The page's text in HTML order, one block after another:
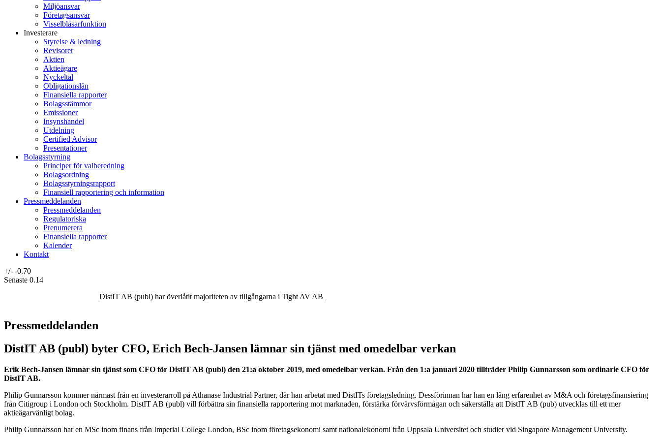
Miljöansvar
Företagsansvar
Visselblåsarfunktion
Investerare
Styrelse & ledning
Revisorer
Aktien
Aktieägare
Nyckeltal
Obligationslån
Finansiella rapporter
Bolagsstämmor
Emissioner
Insynshandel
Utdelning
Certified Advisor
Presentationer
Bolagsstyrning
Principer för valberedning
Bolagsordning
Bolagsstyrningsrapport
Finansiell rapportering och information
Pressmeddelanden
Pressmeddelanden
Regulatoriska
Prenumerera
Finansiella rapporter
Kalender
Kontakt
+/- -0.70
Senaste 0.14
DistIT AB (publ) har överlåtit majoriteten av tillgångarna i Tight AV AB
Pressmeddelanden
DistIT AB (publ) byter CFO, Erich Bech-Jansen lämnar sin tjänst med omedelbar verkan
Erik Bech-Jansen lämnar sin tjänst som CFO för DistIT AB (publ) den 21:a oktober 2019, med omedelbar verkan. Från den 1:a januari 2020 tillträder Philip Gunnarsson som ordinarie CFO för
DistIT AB.
Philip Gunnarsson kommer närmast från en investerarroll på Athanase Industrial Partner, där han arbetat med DistITs företagsledning. Dessförinnan har han en lång erfarenhet av M&A och företagsfinansiering
från Citigroup i London och Stockholm. DistIT AB (publ) vill förbättra sin finansiella rapportering mot marknaden, förstärka förvärvsförmågan och säkerställa att DistIT AB (pub) utvecklas till ett mer
aktieägarvänligt bolag.
Philip Gunnarsson har en MSc inom finans från Imperial College London, BSc inom företagsekonomi samt nationalekonomi från Uppsala Universitet och studier vid Singapore Management University.